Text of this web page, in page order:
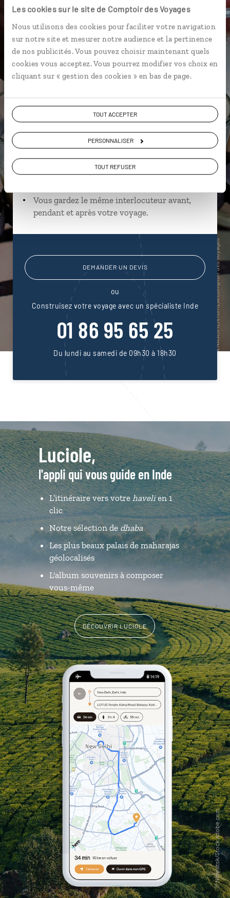
Les cookies sur le site de Comptoir des Voyages
Nous utilisons des cookies pour faciliter votre navigation
sur notre site et mesurer notre audience et la pertinence
de nos publicités. Vous pouvez choisir maintenant quels
cookies vous acceptez. Vous pourrez modifier vos choix en
cliquant sur « gestion des cookies » en bas de page.
TOUT ACCEPTER
PERSONNALISER
TOUT REFUSER
Michaël,
spécialiste Inde
spécialistes
près de vos envies et de la réalité du pays.
Échangez en face à face ou depuis nos studios
connectés en agence, mais aussi par email ou
Vous gardez le même interlocuteur avant,
pendant et après votre voyage.
DEMANDER UN DEVIS
ou
Construisez votre voyage avec un spécialiste Inde
01 86 95 65 25
Du lundi au samedi de 09h30 à 18h30
Luciole,
l'appli qui vous guide en Inde
L’itinéraire vers votre havelien 1
clic
Notre sélection de dhaba
Les plus beaux palais de maharajas
géolocalisés
L'album souvenirs à composer
vous-même
DÉCOUVRIR LUCIOLE